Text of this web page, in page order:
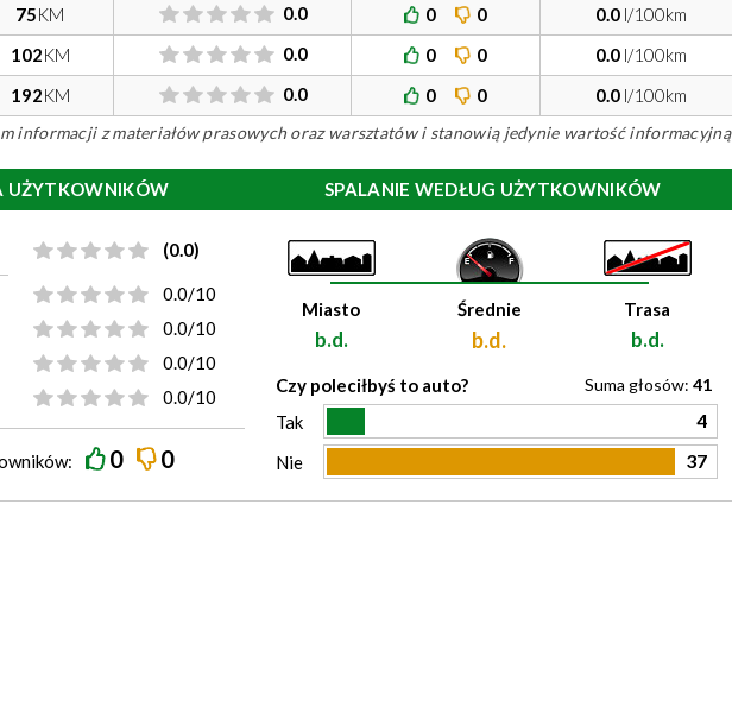
75KM 0.0 0 0 0.0 l/100km
102KM 0.0 0 0 0.0 l/100km
192KM 0.0 0 0 0.0 l/100km
informacji z materiałów prasowych oraz warsztatów i stanowią jedynie wartość informacyjną
UŻYTKOWNIKÓW
(0.0)
0.0/10
0.0/10
0.0/10
0.0/10
0 0
SPALANIE WEDŁUG UŻYTKOWNIKÓW
Miasto
b.d.
Średnie
b.d.
Trasa
b.d.
Czy poleciłbyś to auto? Suma głosów: 41
Tak 4
Nie 37